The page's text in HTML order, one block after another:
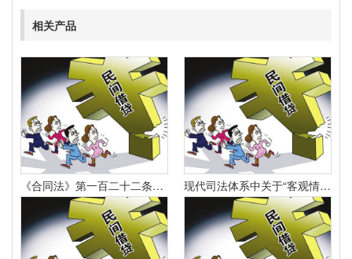
相关产品
《合同法》第一百二十二条规定：“因当事人一方的违约行为侵害对方人身、财产权益的受损害方有权选择依照本法要求其承担违约责任或者依照其他法律要求其承担侵权责任。 现代司法体系中关于“客观情况出现重大变化”的法律规定有哪些